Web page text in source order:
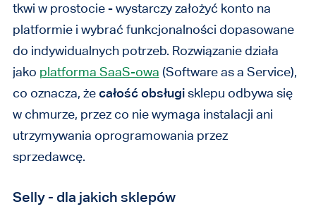
tkwi w prostocie - wystarczy założyć konto na
platformie i wybrać funkcjonalności dopasowane
do indywidualnych potrzeb. Rozwiązanie działa
jako platforma SaaS-owa (Software as a Service),
co oznacza, żecałość obsługisklepu odbywa się
w chmurze, przez co nie wymaga instalacji ani
utrzymywania oprogramowania przez
sprzedawcę.
Selly - dla jakich sklepów